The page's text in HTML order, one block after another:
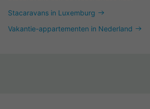
Stacaravans in Luxemburg
Vakantie-appartementen in Nederland